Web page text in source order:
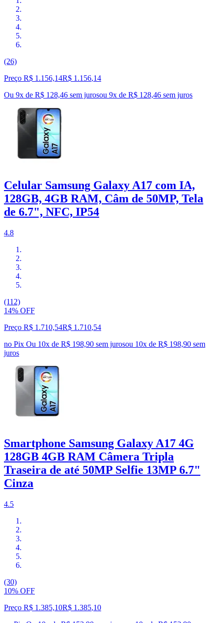
(26)
Preço R$ 1.156,14R$ 1.156,14
Ou 9x de R$ 128,46 sem jurosou 9x de R$ 128,46 sem juros
Celular Samsung Galaxy A17 com IA,
128GB, 4GB RAM, Câm de 50MP, Tela
de 6.7", NFC, IP54
4.8
(112)
14% OFF
Preço R$ 1.710,54R$ 1.710,54
no Pix Ou 10x de R$ 198,90 sem jurosou 10x de R$ 198,90 sem
juros
Smartphone Samsung Galaxy A17 4G
128GB 4GB RAM Câmera Tripla
Traseira de até 50MP Selfie 13MP 6.7"
Cinza
4.5
(30)
10% OFF
Preço R$ 1.385,10R$ 1.385,10